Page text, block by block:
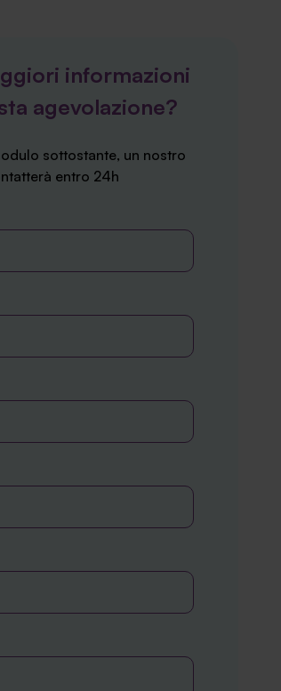
informazioni
agevolazione?
sottostante, un nostro
entro 24h